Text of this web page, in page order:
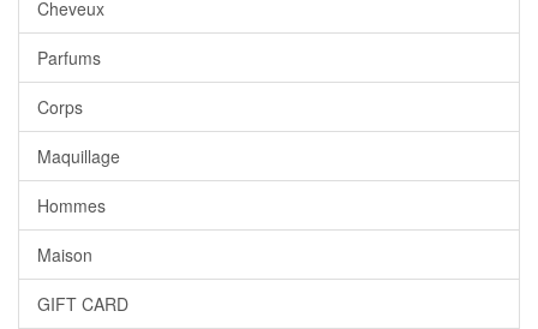
Cheveux
Parfums
Corps
Maquillage
Hommes
Maison
GIFT CARD